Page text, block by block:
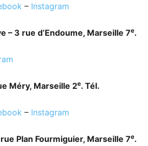
– Instagram
– 3 rue d’Endoume, Marseille 7e.
Méry, Marseille 2e. Tél.
– Instagram
Plan Fourmiguier, Marseille 7e.